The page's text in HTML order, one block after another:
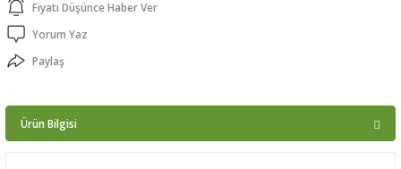
Fiyatı Düşünce Haber Ver
Yorum Yaz
Paylaş
Ürün Bilgisi